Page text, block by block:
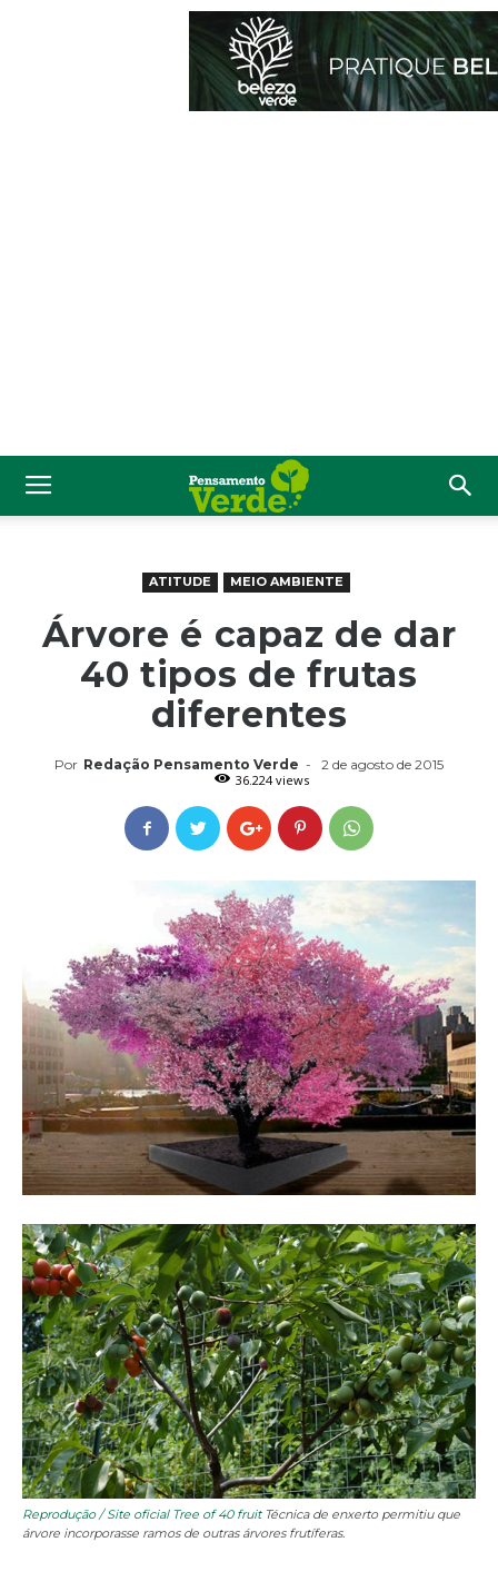
ATITUDE MEIO AMBIENTE
Árvore é capaz de dar
40 tipos de frutas
diferentes
Por Redação Pensamento Verde -
2 de agosto de 2015
36.224 views
Reprodução / Site oficial Tree of 40 fruitTécnica de enxerto permitiu que
árvore incorporasse ramos de outras árvores frutíferas.